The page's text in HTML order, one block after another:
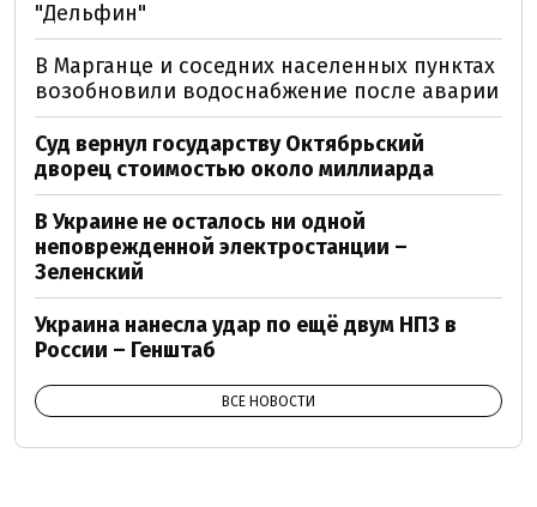
"Дельфин"
В Марганце и соседних населенных пунктах
возобновили водоснабжение после аварии
Суд вернул государству Октябрьский
дворец стоимостью около миллиарда
В Украине не осталось ни одной
неповрежденной электростанции –
Зеленский
Украина нанесла удар по ещё двум НПЗ в
России – Генштаб
ВСЕ НОВОСТИ